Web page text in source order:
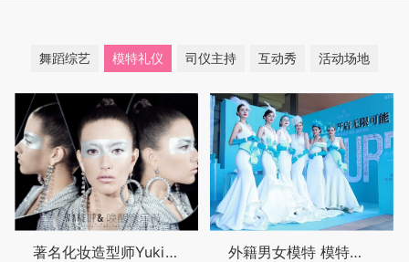
舞蹈综艺 模特礼仪 司仪主持 互动秀 活动场地
著名化妆造型师Yuki_这个爱街拍、爱旅行、爱冒险、爱自由的狮子座女生说：我人生的规则就是没有规则 外籍男女模特 模特迎宾、走秀、展示、派对等各类活动